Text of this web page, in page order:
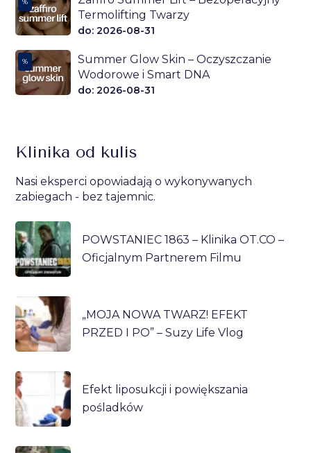
%
Termolifting Twarzy
do: 2026-08-31
%
Summer Glow Skin – Oczyszczanie
Wodorowe i Smart DNA
do: 2026-08-31
Klinika od kulis
Nasi eksperci opowiadają o wykonywanych
zabiegach - bez tajemnic.
POWSTANIEC 1863 – Klinika OT.CO –
Oficjalnym Partnerem Filmu
„MOJA NOWA TWARZ! EFEKT
PRZED I PO” – Suzy Life Vlog
Efekt liposukcji i powiększania
pośladków